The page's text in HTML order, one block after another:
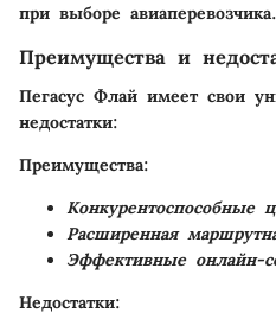
при выборе авиаперевозчика.
Преимущества и
Пегасус Флай имеет свои
недостатки:
Преимущества:
Конкурентоспособные
Расширенная
Эффективные онлайн-
Недостатки: